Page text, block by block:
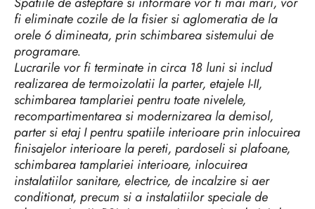
fi eliminate cozile de la fisier si aglomeratia de la
orele 6 dimineata, prin schimbarea sistemului de
programare.
Lucrarile vor fi terminate in circa 18 luni si includ
realizarea de termoizolatii la parter, etajele I-II,
schimbarea tamplariei pentru toate nivelele,
recompartimentarea si modernizarea la demisol,
parter si etaj I pentru spatiile interioare prin inlocuirea
finisajelor interioare la pereti, pardoseli si plafoane,
schimbarea tamplariei interioare, inlocuirea
instalatiilor sanitare, electrice, de incalzire si aer
conditionat, precum si a instalatiilor speciale de